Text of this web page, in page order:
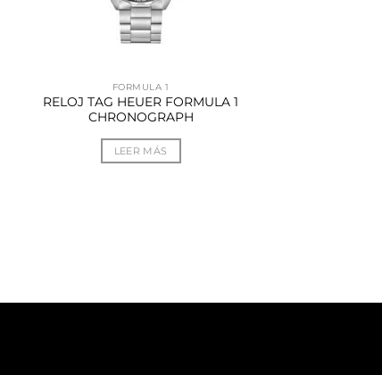
FORMULA 1
RELOJ TAG HEUER FORMULA 1
CHRONOGRAPH
LEER MÁS